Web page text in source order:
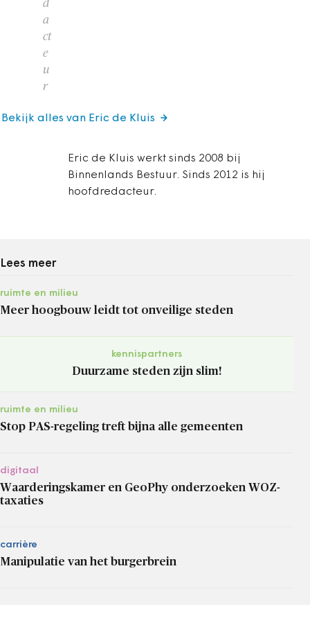
d
a
ct
e
u
r
Eric de Kluis werkt sinds 2008 bij
Binnenlands Bestuur. Sinds 2012 is hij
hoofdredacteur.
Bekijk alles van Eric de Kluis
Lees meer
ruimte en milieu
Meer hoogbouw leidt tot onveilige steden
kennispartners
Duurzame steden zijn slim!
ruimte en milieu
Stop PAS-regeling treft bijna alle gemeenten
digitaal
Waarderingskamer en GeoPhy onderzoeken WOZ-
taxaties
carrière
Manipulatie van het burgerbrein